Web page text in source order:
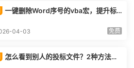
一键删除Word序号的vba宏，提升标
04-03 免费
怎么看到别人的投标文件？2种方法教